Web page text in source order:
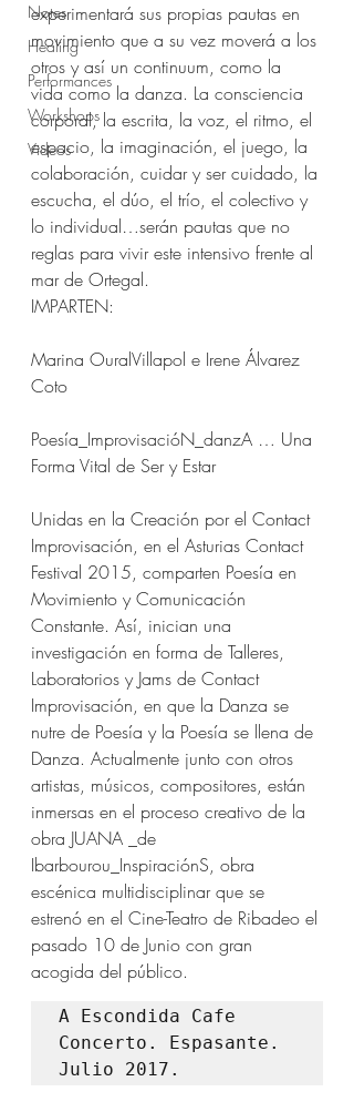
Notes
Healing
Performances
Workshops
Videos
experimentará sus propias pautas en
movimiento que a su vez moverá a los
otros y así un continuum, como la
vida como la danza. La consciencia
corporal, la escrita, la voz, el ritmo, el
espacio, la imaginación, el juego, la
colaboración, cuidar y ser cuidado, la
escucha, el dúo, el trío, el colectivo y
lo individual…serán pautas que no
reglas para vivir este intensivo frente al
mar de Ortegal.
IMPARTEN:
Marina OuralVillapol e Irene Álvarez
Coto
Poesía_ImprovisacióN_danzA … Una
Forma Vital de Ser y Estar
Unidas en la Creación por el Contact
Improvisación, en el Asturias Contact
Festival 2015, comparten Poesía en
Movimiento y Comunicación
Constante. Así, inician una
investigación en forma de Talleres,
Laboratorios y Jams de Contact
Improvisación, en que la Danza se
nutre de Poesía y la Poesía se llena de
Danza. Actualmente junto con otros
artistas, músicos, compositores, están
inmersas en el proceso creativo de la
obra JUANA _de
Ibarbourou_InspiraciónS, obra
escénica multidisciplinar que se
estrenó en el Cine-Teatro de Ribadeo el
pasado 10 de Junio con gran
acogida del público.
A Escondida Cafe
Concerto. Espasante.
Julio 2017.